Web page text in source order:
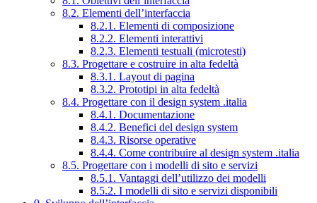
8.2. Elementi dell’interfaccia
8.2.1. Elementi di composizione
8.2.2. Elementi interattivi
8.2.3. Elementi testuali (microtesti)
8.3. Progettare e costruire in alta fedeltà
8.3.1. Layout di pagina
8.3.2. Prototipi in alta fedeltà
8.4. Progettare con il design system .italia
8.4.1. Documentazione
8.4.2. Benefici del design system
8.4.3. Risorse operative
8.4.4. Come contribuire al design system .italia
8.5. Progettare con i modelli di sito e servizi
8.5.1. Vantaggi dell’utilizzo dei modelli
8.5.2. I modelli di sito e servizi disponibili